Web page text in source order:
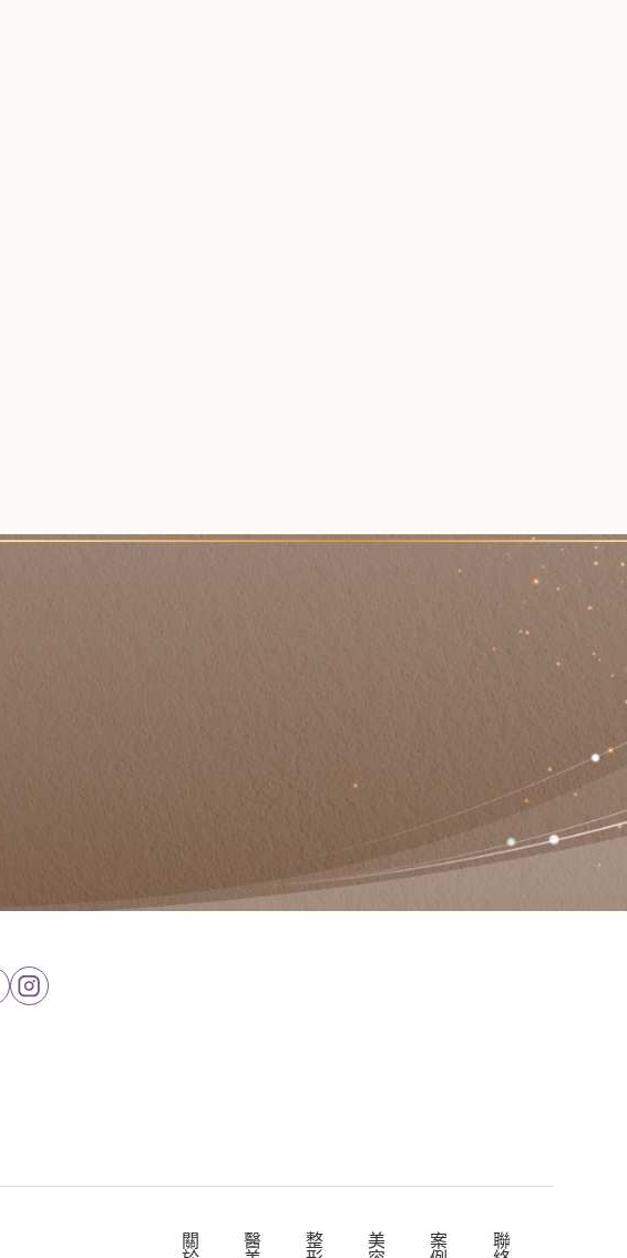
關
醫
整
美
案
聯